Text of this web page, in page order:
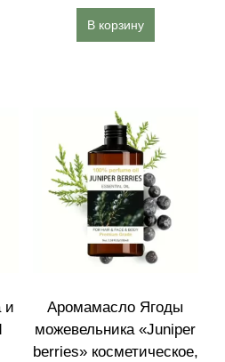
В корзину
и
Аромамасло Ягоды
можевельника «Juniper
berries» косметическое,